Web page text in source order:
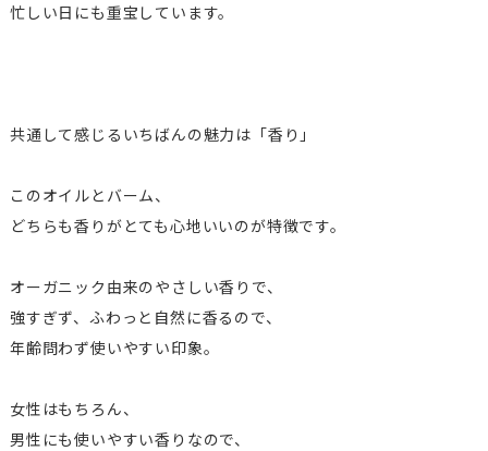
忙しい日にも重宝しています。
共通して感じるいちばんの魅力は「香り」
このオイルとバーム、
どちらも香りがとても心地いいのが特徴です。
オーガニック由来のやさしい香りで、
強すぎず、ふわっと自然に香るので、
年齢問わず使いやすい印象。
女性はもちろん、
男性にも使いやすい香りなので、